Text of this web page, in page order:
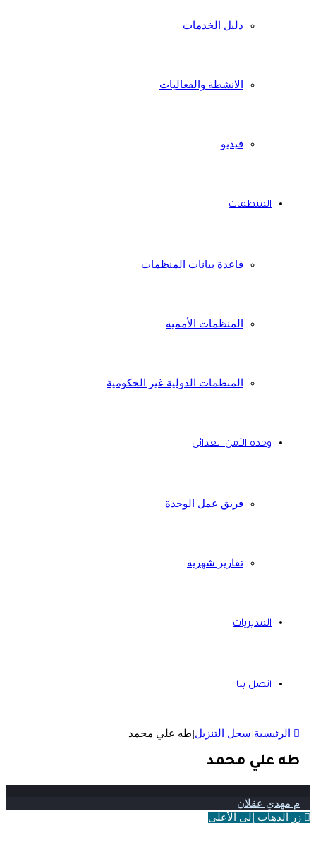
دليل الخدمات
الانشطة والفعاليات
فيديو
المنظمات
قاعدة بيانات المنظمات
المنظمات الأممية
المنظمات الدولية غير الحكومية
وحدة الأمن الغذائي
فريق عمل الوحدة
تقارير شهرية
المديريات
اتصل بنا
الرئيسية|سجل التنزيل|طه علي محمد
طه علي محمد
م مهدي عقلان
زر الذهاب إلى الأعلى